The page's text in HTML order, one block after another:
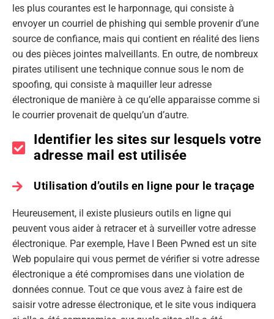
les plus courantes est le harponnage, qui consiste à
envoyer un courriel de phishing qui semble provenir d’une
source de confiance, mais qui contient en réalité des liens
ou des pièces jointes malveillants. En outre, de nombreux
pirates utilisent une technique connue sous le nom de
spoofing, qui consiste à maquiller leur adresse
électronique de manière à ce qu’elle apparaisse comme si
le courrier provenait de quelqu’un d’autre.
Identifier les sites sur lesquels votre
adresse mail est utilisée
Utilisation d’outils en ligne pour le traçage
Heureusement, il existe plusieurs outils en ligne qui
peuvent vous aider à retracer et à surveiller votre adresse
électronique. Par exemple, Have I Been Pwned est un site
Web populaire qui vous permet de vérifier si votre adresse
électronique a été compromises dans une violation de
données connue. Tout ce que vous avez à faire est de
saisir votre adresse électronique, et le site vous indiquera